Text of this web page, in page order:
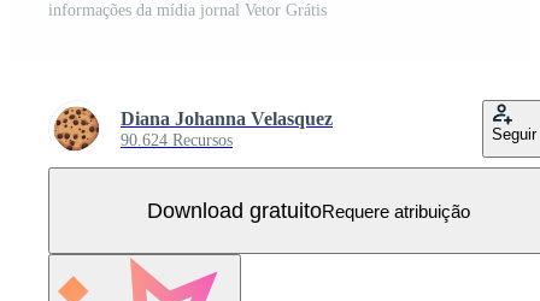
informações da mídia jornal Vetor Grátis
Diana Johanna Velasquez
90.624 Recursos Seguir
Download gratuitoRequere atribuição